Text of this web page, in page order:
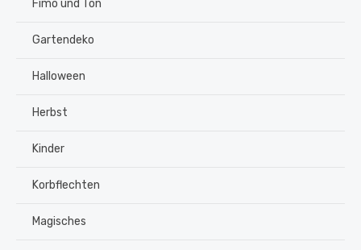
Fimo und Ton
Gartendeko
Halloween
Herbst
Kinder
Korbflechten
Magisches